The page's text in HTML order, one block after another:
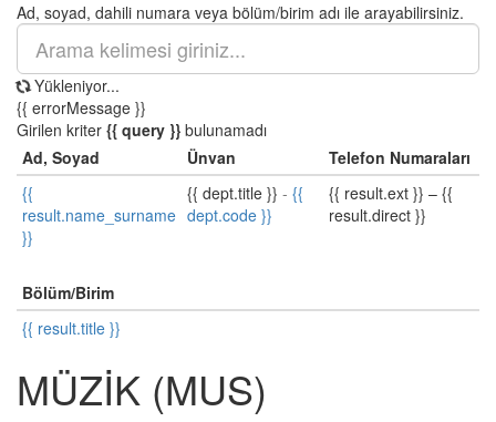
Ad, soyad, dahili numara veya bölüm/birim adı ile arayabilirsiniz.
Yükleniyor...
{{ errorMessage }}
Girilen kriter {{ query }} bulunamadı
Ad, Soyad
Ünvan
Telefon Numaraları
{{
result.name_surname
}}
{{ dept.title }} - {{
dept.code }}
{{ result.ext }} – {{
result.direct }}
Bölüm/Birim
{{ result.title }}
MÜZİK (MUS)